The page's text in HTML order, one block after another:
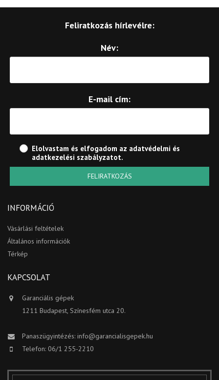
Feliratkozás hírlevélre:
Név:
E-mail cím:
Elolvastam és elfogadom az adatvédelmi és
adatkezelési szabályzatot.
FELIRATKOZÁS
INFORMÁCIÓ
Vásárlási feltételek
Általános információk
Térkép
KAPCSOLAT
Garanciális gépek
1211 Budapest, Színesfém utca 20.
Panaszügyintézés: info@garancialisgepek.hu
Telefon: 06/1 255-2210